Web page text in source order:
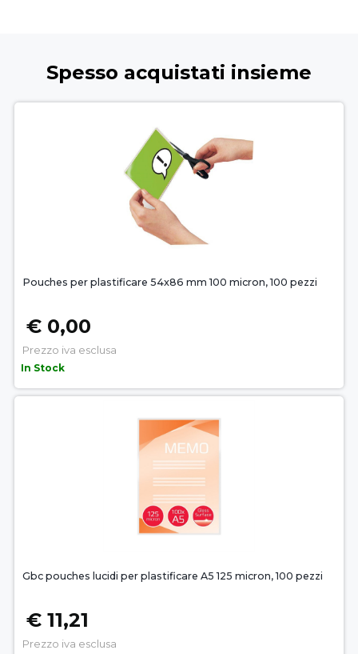
Spesso acquistati insieme
Pouches per plastificare 54x86 mm 100 micron, 100 pezzi
€ 0,00
Prezzo iva esclusa
In Stock
Gbc pouches lucidi per plastificare A5 125 micron, 100 pezzi
€ 11,21
Prezzo iva esclusa